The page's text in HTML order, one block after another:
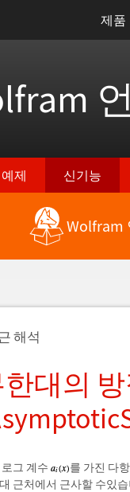
제품
예제 신기능
Wolfram
해석
대의
그 계수
를 가진 다
근처에서 근사할 수있